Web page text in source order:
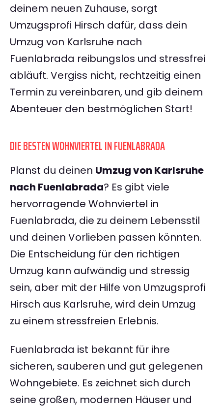
deinem neuen Zuhause, sorgt
Umzugsprofi Hirsch dafür, dass dein
Umzug von Karlsruhe nach
Fuenlabrada reibungslos und stressfrei
abläuft. Vergiss nicht, rechtzeitig einen
Termin zu vereinbaren, und gib deinem
Abenteuer den bestmöglichen Start!
DIE BESTEN WOHNVIERTEL IN FUENLABRADA
Planst du deinen Umzug von Karlsruhe
nach Fuenlabrada? Es gibt viele
hervorragende Wohnviertel in
Fuenlabrada, die zu deinem Lebensstil
und deinen Vorlieben passen könnten.
Die Entscheidung für den richtigen
Umzug kann aufwändig und stressig
sein, aber mit der Hilfe von Umzugsprofi
Hirsch aus Karlsruhe, wird dein Umzug
zu einem stressfreien Erlebnis.
Fuenlabrada ist bekannt für ihre
sicheren, sauberen und gut gelegenen
Wohngebiete. Es zeichnet sich durch
seine großen, modernen Häuser und